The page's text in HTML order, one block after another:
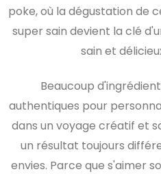
poke, où la dégustation de
super sain devient la clé
sain et
Beaucoup
authentiques pour
dans un voyage créatif et
un résultat toujours
envies. Parce que s'aimer